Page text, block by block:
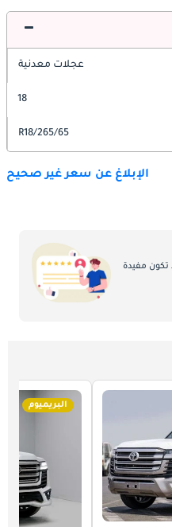
عجلات معدنية
18
265/65/R18
الإبلاغ عن سعر غير صحيح
تكون مفيدة
البريميوم